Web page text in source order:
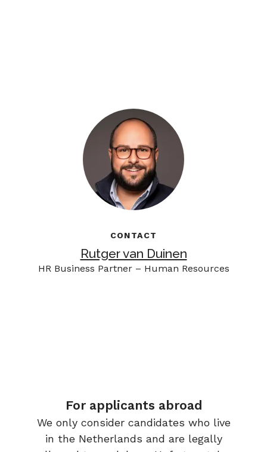
CONTACT
Rutger van Duinen
HR Business Partner – Human Resources
For applicants abroad
We only consider candidates who live
in the Netherlands and are legally